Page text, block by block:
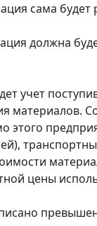
сама
должна
учет
материалов.
цены